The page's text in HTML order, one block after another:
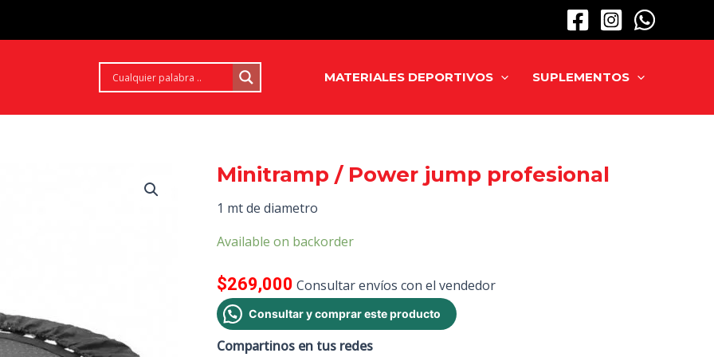
MATERIALES DEPORTIVOS SUPLEMENTOS
Minitramp / Power jump profesional
1 mt de diametro
Available on backorder
$269,000 Consultar envíos con el vendedor
Consultar y comprar este producto
Compartinos en tus redes